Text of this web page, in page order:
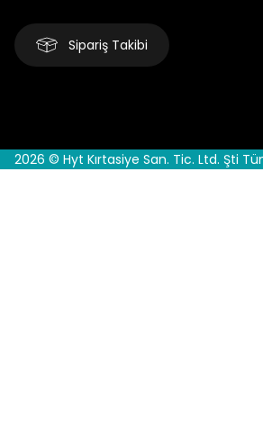
Sipariş Takibi
2026 © Hyt Kırtasiye San. Tic. Ltd. Şti